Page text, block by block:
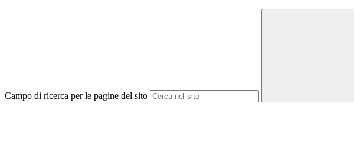
Campo di ricerca per le pagine del sito